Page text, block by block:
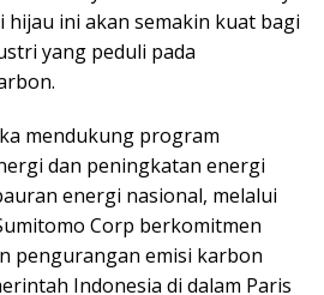
ini akan semakin kuat bagi
yang peduli pada
mendukung program
dan peningkatan energi
energi nasional, melalui
Corp berkomitmen
pengurangan emisi karbon
Indonesia di dalam Paris